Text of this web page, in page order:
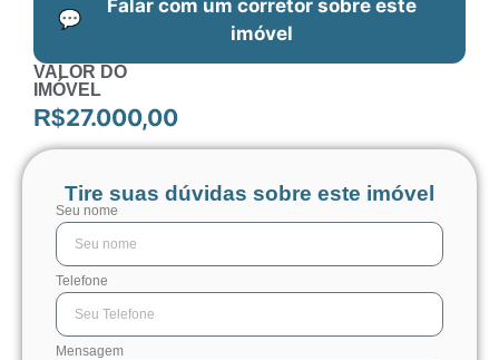
💬
Falar com um corretor sobre este
imóvel
VALOR DO
IMÓVEL
R$27.000,00
Tire suas dúvidas sobre este imóvel
Seu nome
Telefone
Mensagem